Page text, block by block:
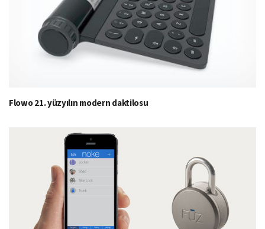
Flowo 21. yüzyılın modern daktilosu